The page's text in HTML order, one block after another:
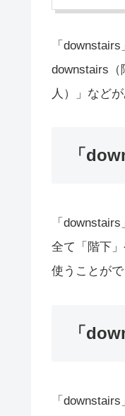
「
downstairs（
人）」などが
「
「
全て「階下
使うことがで
「
「